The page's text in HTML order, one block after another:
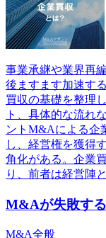
事業承継や業界再
後ますます加速す
買収の基礎を整理
ト、具体的な流れ
ントM&Aによる企
し、経営権を獲得
角化がある。企業
り、前者は経営陣
M&Aが失敗す
M&A全般